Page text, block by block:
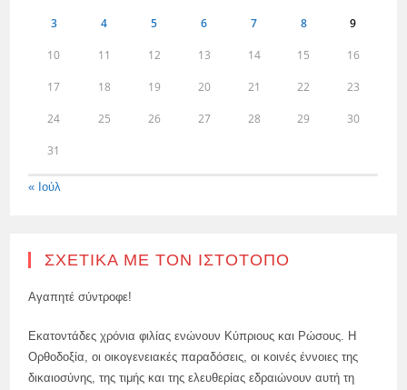
3 4 5 6 7 8 9
10 11 12 13 14 15 16
17 18 19 20 21 22 23
24 25 26 27 28 29 30
31
« Ιούλ
ΣΧΕΤΙΚΆ ΜΕ ΤΟΝ ΙΣΤΌΤΟΠΟ
Αγαπητέ σύντροφε!
Εκατοντάδες χρόνια φιλίας ενώνουν Κύπριους και Ρώσους. Η
Ορθοδοξία, οι οικογενειακές παραδόσεις, οι κοινές έννοιες της
δικαιοσύνης, της τιμής και της ελευθερίας εδραιώνουν αυτή τη